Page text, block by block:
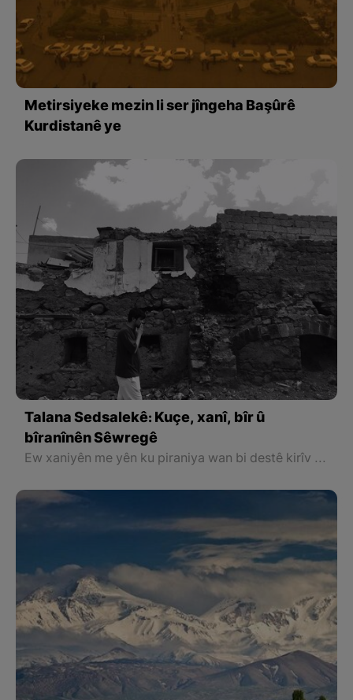
Metirsiyeke mezin li ser jîngeha Başûrê
Kurdistanê ye
Talana Sedsalekê: Kuçe, xanî, bîr û
bîranînên Sêwregê
Ew xaniyên me yên ku piraniya wan bi destê kirîv û merivên me yên ermenî û cihûyan hatibûn çêkirin, niha yeko yeko wenda dibûn.